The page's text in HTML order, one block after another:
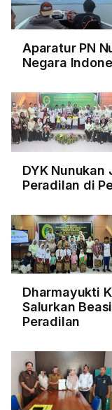
Aparatur PN
Negara
DYK Nunukan
Peradilan di
Dharmayukti
Salurkan
Peradilan